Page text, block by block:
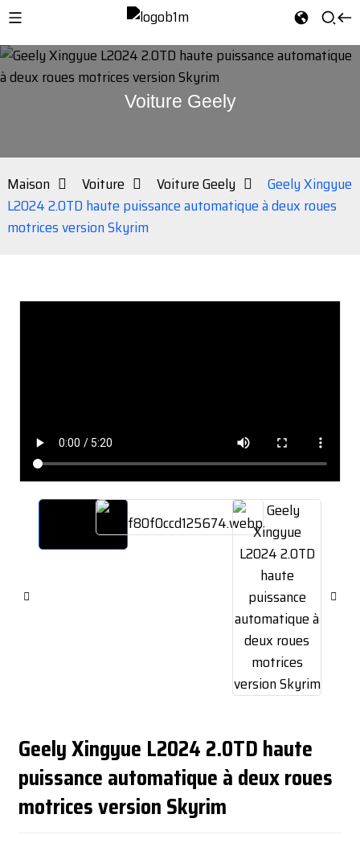
Voiture Geely
Maison Voiture Voiture Geely
Geely Xingyue
L2024 2.0TD haute puissance automatique à deux roues
motrices version Skyrim
Geely Xingyue L2024 2.0TD haute
puissance automatique à deux roues
motrices version Skyrim